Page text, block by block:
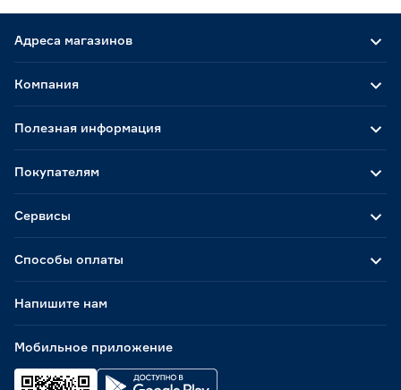
Адреса магазинов
Способы оплаты
Мобильное приложение
Компания
Полезная информация
Покупателям
Сервисы
Напишите нам